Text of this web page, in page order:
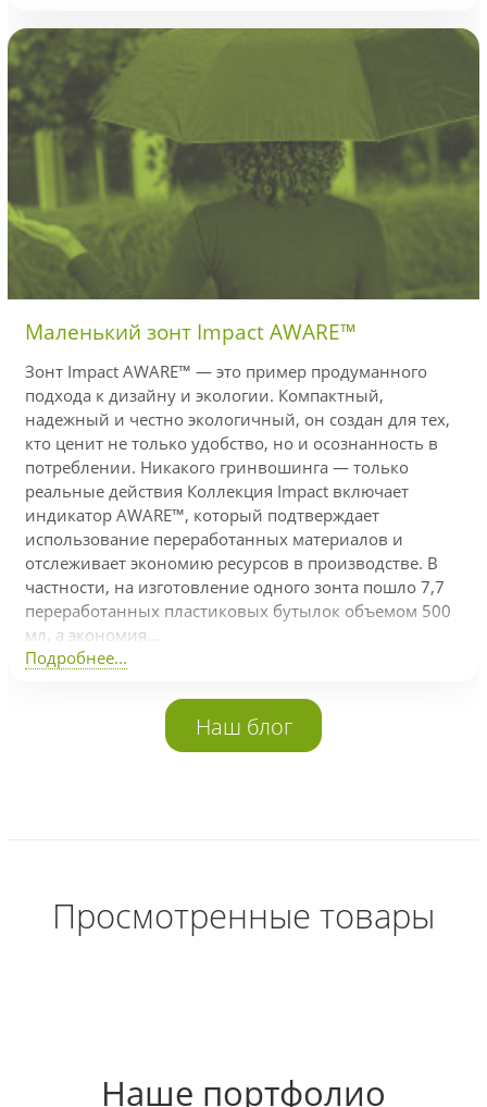
Маленький зонт Impact AWARE™
Зонт Impact AWARE™ — это пример продуманного
подхода к дизайну и экологии. Компактный,
надежный и честно экологичный, он создан для тех,
кто ценит не только удобство, но и осознанность в
потреблении. Никакого гринвошинга — только
реальные действия Коллекция Impact включает
индикатор AWARE™, который подтверждает
использование переработанных материалов и
отслеживает экономию ресурсов в производстве. В
частности, на изготовление одного зонта пошло 7,7
переработанных пластиковых бутылок объемом 500
мл, а экономия...
Подробнее...
Наш блог
Просмотренные товары
Наше портфолио